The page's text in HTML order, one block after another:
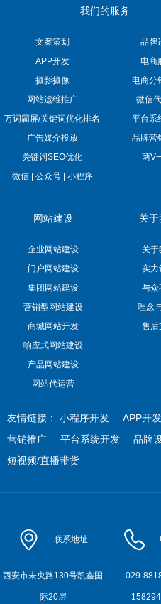
我们的服务
文案策划
品牌
APP开发
电商
摄影摄像
电商分
网站运维推广
微信
万词霸屏/关键词优化排名
平台系
广告媒介投放
品牌营
关键词SEO优化
两V
微信 | 公众号 | 小程序
网站建设
企业网站建设
门户网站建设
集团网站建设
营销型网站建设
商城网站开发
响应式网站建设
产品网站建设
网站代运营
关于
关于
实力
与众
理念
售后
友情链接： 小程序开发 APP开发
营销推广
平台系统开发 品牌
短视频/直播带货
联系地址
西安市未央路130号凯鑫国
际20层
029-